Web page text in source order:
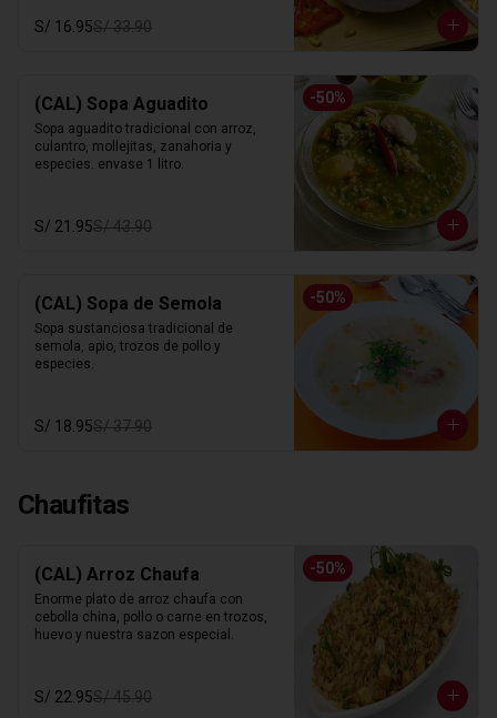
S/ 16.95S/ 33.90
-50%
(CAL) Sopa Aguadito
Sopa aguadito tradicional con arroz,
culantro, mollejitas, zanahoria y
especies. envase 1 litro.
S/ 21.95S/ 43.90
-50%
(CAL) Sopa de Semola
Sopa sustanciosa tradicional de
semola, apio, trozos de pollo y
especies.
S/ 18.95S/ 37.90
Chaufitas
-50%
(CAL) Arroz Chaufa
Enorme plato de arroz chaufa con
cebolla china, pollo o carne en trozos,
huevo y nuestra sazon especial.
S/ 22.95S/ 45.90